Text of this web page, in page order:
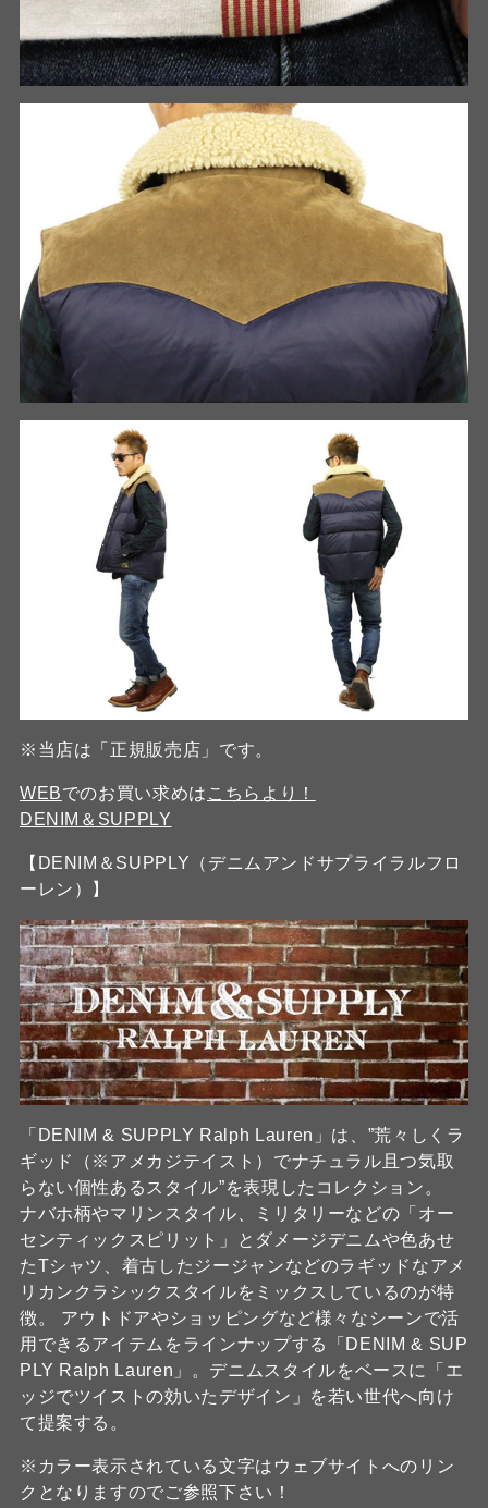
※当店は「正規販売店」です。
WEBでのお買い求めは こちらより！
DENIM＆SUPPLY
【DENIM＆SUPPLY（デニムアンドサプライラルフロ
ーレン）】
「DENIM & SUPPLY Ralph Lauren」は、”荒々しくラ
ギッド（※アメカジテイスト）でナチュラル且つ気取
らない個性あるスタイル”を表現したコレクション。
ナバホ柄やマリンスタイル、ミリタリーなどの「オー
センティックスピリット」とダメージデニムや色あせ
たTシャツ、着古したジージャンなどのラギッドなアメ
リカンクラシックスタイルをミックスしているのが特
徴。 アウトドアやショッピングなど様々なシーンで活
用できるアイテムをラインナップする「DENIM & SUP
PLY Ralph Lauren」。デニムスタイルをベースに「エ
ッジでツイストの効いたデザイン」を若い世代へ向け
て提案する。
※カラー表示されている文字はウェブサイトへのリン
クとなりますのでご参照下さい！